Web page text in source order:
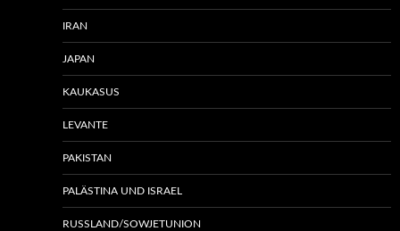
IRAN
JAPAN
KAUKASUS
LEVANTE
PAKISTAN
PALÄSTINA UND ISRAEL
RUSSLAND/SOWJETUNION